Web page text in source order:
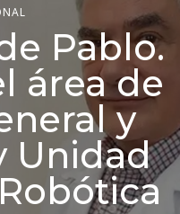
Pablo.
área de
y
Unidad